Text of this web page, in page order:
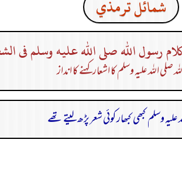
شمائل ترمذي
رسول الله صلى الله عليه وسلم فى
صلی اللہ علیہ وسلم کا اشعار کہنے کا انداز
علیہ وسلم کبھی کبھار کوئی شعر پڑھ لیتے تھے